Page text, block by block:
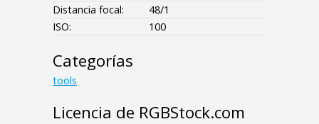
Distancia focal:
48/1
ISO:
100
Categorías
tools
Licencia de RGBStock.com